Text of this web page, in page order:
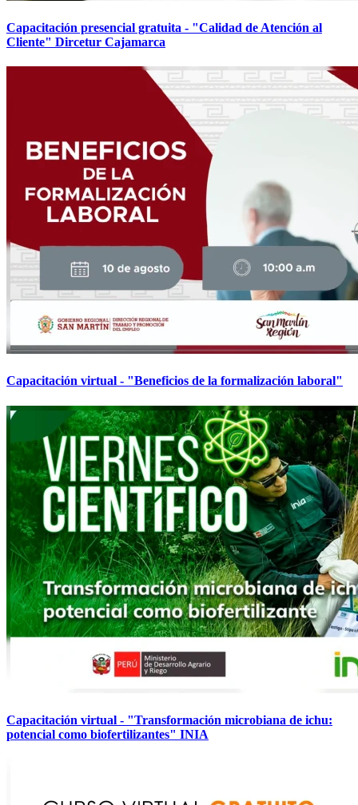
Capacitación presencial gratuita - "Calidad de Atención al
Cliente" Dircetur Cajamarca
Capacitación virtual - "Beneficios de la formalización laboral"
Capacitación virtual - "Transformación microbiana de ichu:
potencial como biofertilizantes" INIA